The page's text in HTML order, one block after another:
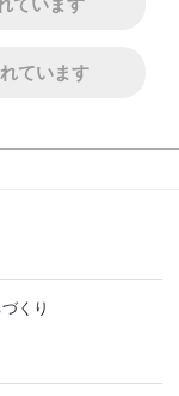
ています
くり